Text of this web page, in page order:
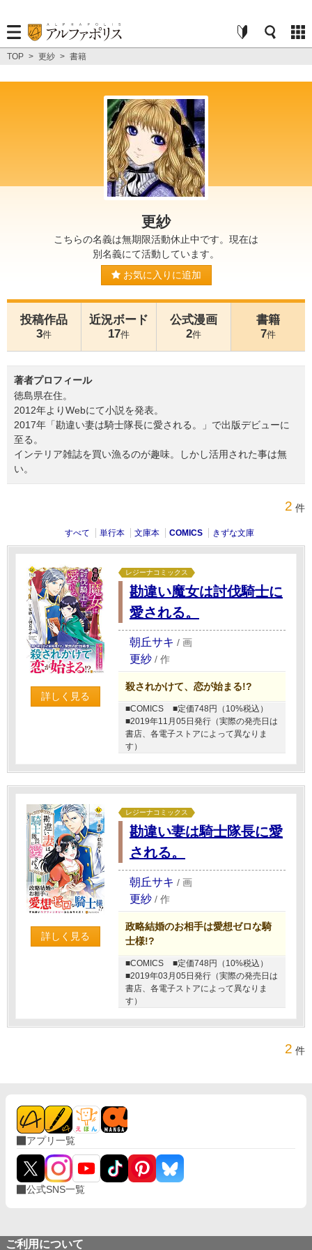
TOP > 更紗 > 書籍
更紗
こちらの名義は無期限活動休止中です。現在は
別名義にて活動しています。
お気に入りに追加
投稿作品
3件
近況ボード
17件
公式漫画
2件
書籍
7件
著者プロフィール
徳島県在住。
2012年よりWebにて小説を発表。
2017年「勘違い妻は騎士隊長に愛される。」で出版デビューに
至る。
インテリア雑誌を買い漁るのが趣味。しかし活用された事は無
い。
2 件
すべて 単行本 文庫本 COMICS きずな文庫
詳しく見る
レジーナコミックス
勘違い魔女は討伐騎士に
愛される。
朝丘サキ / 画
更紗 / 作
殺されかけて、恋が始まる!?
■COMICS
■定価748円（10%税込）
■2019年11月05日発行（実際の発売日は
書店、各電子ストアによって異なりま
す）
詳しく見る
レジーナコミックス
勘違い妻は騎士隊長に愛
される。
朝丘サキ / 画
更紗 / 作
政略結婚のお相手は愛想ゼロな騎
士様!?
■COMICS
■定価748円（10%税込）
■2019年03月05日発行（実際の発売日は
書店、各電子ストアによって異なりま
す）
2 件
アプリ一覧
公式SNS一覧
ご利用について